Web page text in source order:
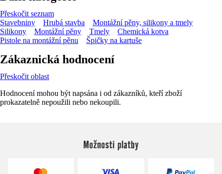
Přeskočit seznam
Stavebniny
Hrubá stavba
Montážní pěny, silikony a tmely
Silikony
Montážní pěny Tmely
Chemická kotva
Pistole na montážní pěnu
Špičky na kartuše
Zákaznická hodnocení
Přeskočit oblast
Hodnocení mohou být napsána i od zákazníků, kteří zboží
prokazatelně nepoužili nebo nekoupili.
Možnosti platby